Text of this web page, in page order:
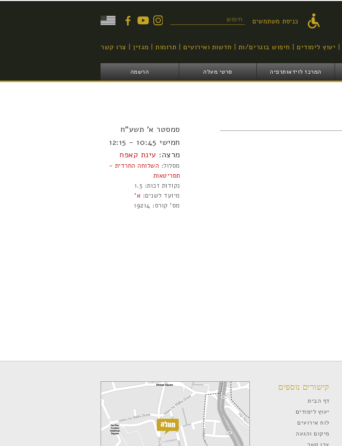
העיקרי
טופס חיפוש כניסת משתמשים
יעוץ לימודים חיפוש בוגרים/ות חדשות ואירועים תרומות מגזין צרו קשר
המרכז לוידאותרפיה סרטי מעלה הרשמה
סמסטר א' תשע"ח
חמישי 10:45 - 12:15
מרצה: עינת קאפח
מסלול: השלוחה החרדית -
תסריטאות
נקודות זכות: 1.5
מיועד לשנים: א'
מס' קורס: 19214
קישורים נוספים
דף הבית
יעוץ לימודים
לוח אירועים
מיקום והגעה
צרו קשר